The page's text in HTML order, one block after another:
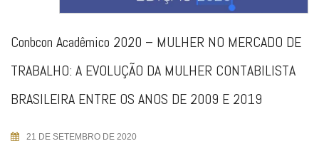
Conbcon Acadêmico 2020 – MULHER NO MERCADO DE
TRABALHO: A EVOLUÇÃO DA MULHER CONTABILISTA
BRASILEIRA ENTRE OS ANOS DE 2009 E 2019
21 DE SETEMBRO DE 2020